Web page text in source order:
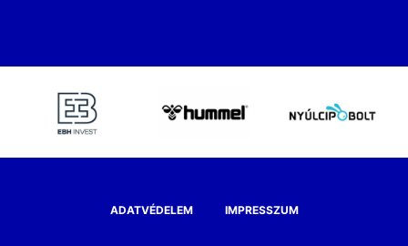
ADATVÉDELEM IMPRESSZUM